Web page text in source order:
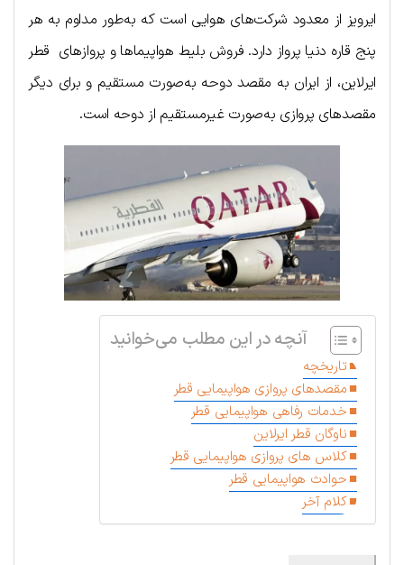
ایرویز از معدود شرکت‌های هوایی است که به‌طور مداوم به هر
پنج قاره دنیا پرواز دارد. فروش بلیط هواپیماها و پروازهای قطر
ایرلاین، از ایران به مقصد دوحه به‌صورت مستقیم و برای دیگر
مقصدهای پروازی به‌صورت غیرمستقیم از دوحه است.
آنچه در این مطلب می‌خوانید
تاریخچه
مقصدهای پروازی هواپیمایی قطر
خدمات رفاهی هواپیمایی قطر
ناوگان قطر ایرلاین
کلاس های پروازی هواپیمایی قطر
حوادث هواپیمایی قطر
کلام آخر